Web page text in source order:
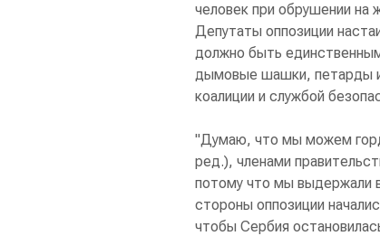
человек при обрушении
Депутаты оппозиции
должно быть
дымовые шашки, петарды и
коалиции и службой
"Думаю, что мы можем
ред.), членами
потому что мы выдержали
стороны оппозиции
чтобы Сербия